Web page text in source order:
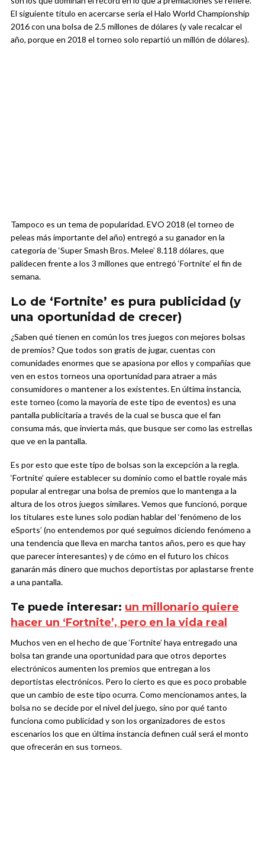
El siguiente título en acercarse sería el Halo World Championship
2016 con una bolsa de 2.5 millones de dólares (y vale recalcar el
año, porque en 2018 el torneo solo repartió un millón de dólares).
Tampoco es un tema de popularidad. EVO 2018 (el torneo de
peleas más importante del año) entregó a su ganador en la
categoría de ‘Super Smash Bros. Melee’ 8.118 dólares, que
palidecen frente a los 3 millones que entregó ‘Fortnite’ el fin de
semana.
Lo de ‘Fortnite’ es pura publicidad (y
una oportunidad de crecer)
¿Saben qué tienen en común los tres juegos con mejores bolsas
de premios? Que todos son gratis de jugar, cuentas con
comunidades enormes que se apasiona por ellos y compañías que
ven en estos torneos una oportunidad para atraer a más
consumidores o mantener a los existentes. En última instancia,
este torneo (como la mayoría de este tipo de eventos) es una
pantalla publicitaría a través de la cual se busca que el fan
consuma más, que invierta más, que busque ser como las estrellas
que ve en la pantalla.
Es por esto que este tipo de bolsas son la excepción a la regla.
‘Fortnite’ quiere establecer su dominio como el battle royale más
popular al entregar una bolsa de premios que lo mantenga a la
altura de los otros juegos similares. Vemos que funcionó, porque
los titulares este lunes solo podían hablar del ‘fenómeno de los
eSports’ (no entendemos por qué seguimos diciendo fenómeno a
una tendencia que lleva en marcha tantos años, pero es que hay
que parecer interesantes) y de cómo en el futuro los chicos
ganarán más dinero que muchos deportistas por aplastarse frente
a una pantalla.
Te puede interesar: un millonario quiere
hacer un ‘Fortnite’, pero en la vida real
Muchos ven en el hecho de que ‘Fortnite’ haya entregado una
bolsa tan grande una oportunidad para que otros deportes
electrónicos aumenten los premios que entregan a los
deportistas electrónicos. Pero lo cierto es que es poco probable
que un cambio de este tipo ocurra. Como mencionamos antes, la
bolsa no se decide por el nivel del juego, sino por qué tanto
funciona como publicidad y son los organizadores de estos
escenarios los que en última instancia definen cuál será el monto
que ofrecerán en sus torneos.